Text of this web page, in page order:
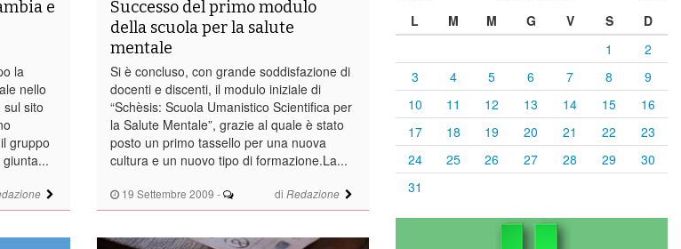
e
la
nello
sito
gruppo
19 Settembre 2009 - di Redazione
Successo del primo modulo
della scuola per la salute
mentale
Si è concluso, con grande soddisfazione di
docenti e discenti, il modulo iniziale di
“Schèsis: Scuola Umanistico Scientifica per
la Salute Mentale”, grazie al quale è stato
posto un primo tassello per una nuova
cultura e un nuovo tipo di formazione.La...
L
M M G V S
D
1
2
3
4 5 6 7 8
9
10
11 12 13 14 15
16
17
18 19 20 21 22
23
24
25 26 27 28 29
30
31